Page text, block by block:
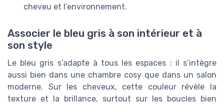
cheveu et l’environnement.
Associer le bleu gris à son intérieur et à
son style
Le bleu gris s’adapte à tous les espaces : il s’intègre
aussi bien dans une chambre cosy que dans un salon
moderne. Sur les cheveux, cette couleur révèle la
texture et la brillance, surtout sur les boucles bien